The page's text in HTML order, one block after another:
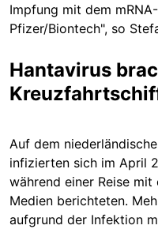
Impfung mit dem
Pfizer/Biontech", so
Hantavirus
Auf dem
infizierten sich im April
während einer Reise
Medien berichteten.
aufgrund der Infektion